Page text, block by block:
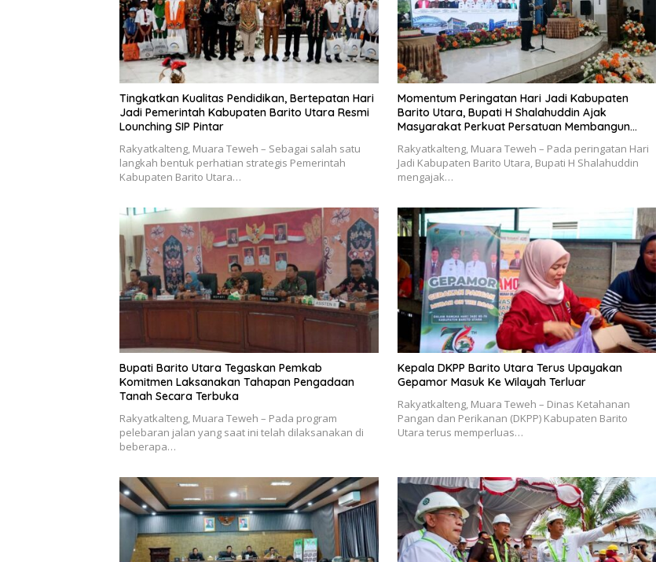
Tingkatkan Kualitas Pendidikan, Bertepatan Hari
Jadi Pemerintah Kabupaten Barito Utara Resmi
Lounching SIP Pintar
Rakyatkalteng, Muara Teweh – Sebagai salah satu
langkah bentuk perhatian strategis Pemerintah
Kabupaten Barito Utara…
Momentum Peringatan Hari Jadi Kabupaten
Barito Utara, Bupati H Shalahuddin Ajak
Masyarakat Perkuat Persatuan Membangun
Rakyatkalteng, Muara Teweh – Pada peringatan Hari
Jadi Kabupaten Barito Utara, Bupati H Shalahuddin
mengajak…
Bupati Barito Utara Tegaskan Pemkab
Komitmen Laksanakan Tahapan Pengadaan
Tanah Secara Terbuka
Rakyatkalteng, Muara Teweh – Pada program
pelebaran jalan yang saat ini telah dilaksanakan di
beberapa…
Kepala DKPP Barito Utara Terus Upayakan
Gepamor Masuk Ke Wilayah Terluar
Rakyatkalteng, Muara Teweh – Dinas Ketahanan
Pangan dan Perikanan (DKPP) Kabupaten Barito
Utara terus memperluas…